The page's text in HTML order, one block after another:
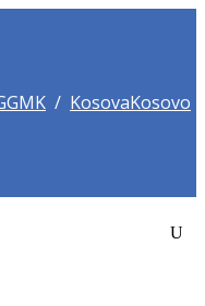
/ KosovaKosovo